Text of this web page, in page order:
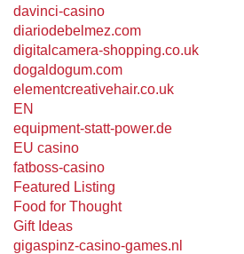
davinci-casino
diariodebelmez.com
digitalcamera-shopping.co.uk
dogaldogum.com
elementcreativehair.co.uk
EN
equipment-statt-power.de
EU casino
fatboss-casino
Featured Listing
Food for Thought
Gift Ideas
gigaspinz-casino-games.nl